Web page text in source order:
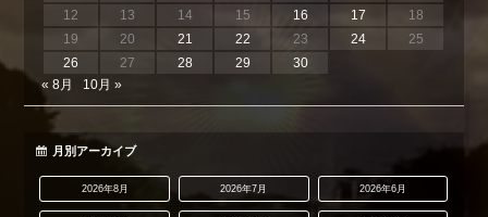
12
13 14 15 16 17
18
19
20 21 22 23 24
25
26
27 28 29
30
« 8月
10月 »
月別アーカイブ
2026年8月 2026年7月 2026年6月